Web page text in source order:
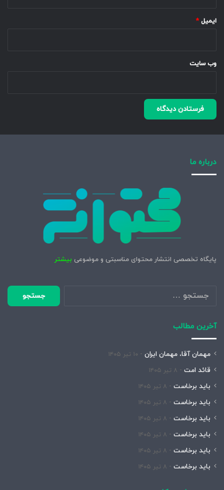
ایمیل *
وب‌ سایت
درباره ما
پایگاه تخصصی انتشار محتوای مناسبتی و موضوعی بیشتر
جستجو
برای:
آخرین مطالب
مهمان آقا، مهمان ایران ۱۰ تیر ۱۴۰۵
قائد امت ۸ تیر ۱۴۰۵
باید برخاست ۸ تیر ۱۴۰۵
باید برخاست ۸ تیر ۱۴۰۵
باید برخاست ۸ تیر ۱۴۰۵
باید برخاست ۸ تیر ۱۴۰۵
باید برخاست ۸ تیر ۱۴۰۵
باید برخاست ۸ تیر ۱۴۰۵